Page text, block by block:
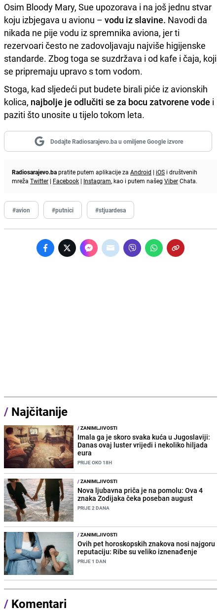
Osim Bloody Mary, Sue upozorava i na još jednu stvar
koju izbjegava u avionu – vodu iz slavine. Navodi da
nikada ne pije vodu iz spremnika aviona, jer ti
rezervoari često ne zadovoljavaju najviše higijenske
standarde. Zbog toga se suzdržava i od kafe i čaja, koji
se pripremaju upravo s tom vodom.
Stoga, kad sljedeći put budete birali piće iz avionskih
kolica, najbolje je odlučiti se za bocu zatvorene vode i
paziti što unosite u tijelo tokom leta.
Dodajte Radiosarajevo.ba u omiljene Google izvore
Radiosarajevo.bapratite putem aplikacije za Android | iOS i društvenih
mreža Twitter | Facebook | Instagram, kao i putem našeg ViberChata.
#avion #putnici #stjuardesa
/ Najčitanije
/ZANIMLJIVOSTI
Imala ga je skoro svaka kuća u Jugoslaviji:
Danas ovaj luster vrijedi i nekoliko hiljada
eura
PRIJE OKO 18H
/ZANIMLJIVOSTI
Nova ljubavna priča je na pomolu: Ova 4
znaka Zodijaka čeka poseban august
PRIJE 2 DANA
/ZANIMLJIVOSTI
Ovih pet horoskopskih znakova nosi najgoru
reputaciju: Ribe su veliko iznenađenje
PRIJE 1 DAN
/ Komentari